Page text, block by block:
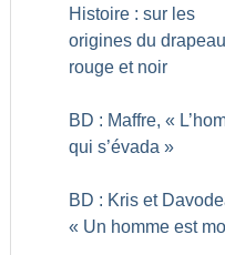
Histoire : sur les
origines du drapeau
rouge et noir
BD : Maffre, «
qui s’évada »
BD : Kris et
« Un homme est